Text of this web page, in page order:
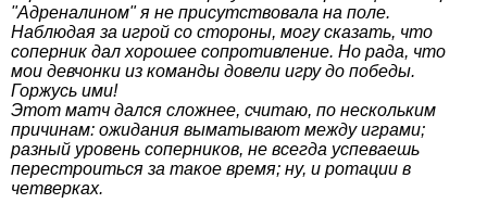
"Адреналином" я не присутствовала на поле.
Наблюдая за игрой со стороны, могу сказать, что
соперник дал хорошее сопротивление. Но рада, что
мои девчонки из команды довели игру до победы.
Горжусь ими!
Этот матч дался сложнее, считаю, по нескольким
причинам: ожидания выматывают между играми;
разный уровень соперников, не всегда успеваешь
перестроиться за такое время; ну, и ротации в
четверках.